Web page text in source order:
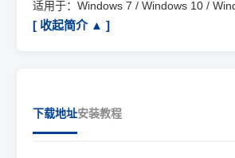
适用于：Windows 7 / Windows 10 /
[ 收起简介 ▲ ]
下载地址安装教程